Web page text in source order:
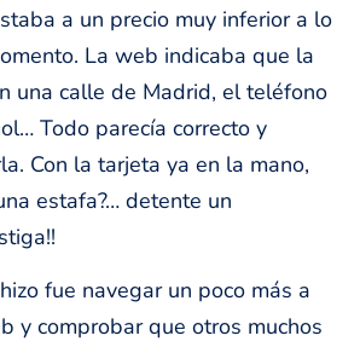
a un precio muy inferior a lo
La web indicaba que la
una calle de Madrid, el teléfono
Todo parecía correcto y
Con la tarjeta ya en la mano,
estafa?… detente un
fue navegar un poco más a
y comprobar que otros muchos